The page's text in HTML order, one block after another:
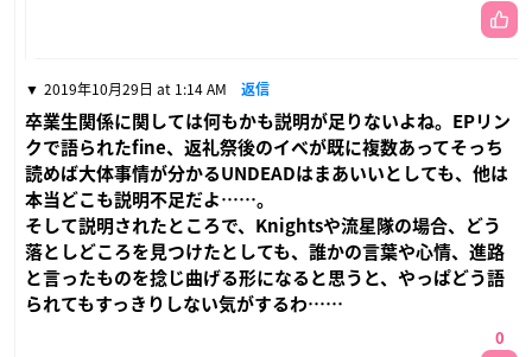
2019年10月29日 at 1:14 AM 返信
卒業生関係に関しては何もかも説明が足りないよね。EPリン
クで語られたfine、返礼祭後のイベが既に複数あってそっち
読めば大体事情が分かるUNDEADはまあいいとしても、他は
本当どこも説明不足だよ……。
そして説明されたところで、Knightsや流星隊の場合、どう
落としどころを見つけたとしても、誰かの言葉や心情、進路
と言ったものを捻じ曲げる形になると思うと、やっぱどう語
られてもすっきりしない気がするわ……
0